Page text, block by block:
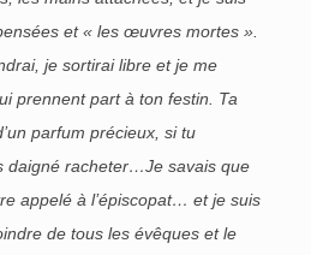
et « les œuvres mortes ».
je sortirai libre et je me
prennent part à ton festin. Ta
parfum précieux, si tu
daigné racheter…Je savais que
appelé à l’épiscopat… et je suis
de tous les évêques et le